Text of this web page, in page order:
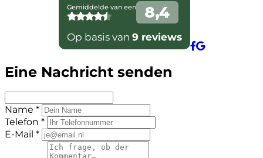
Eine Nachricht senden
Name *
Telefon *
E-Mail *